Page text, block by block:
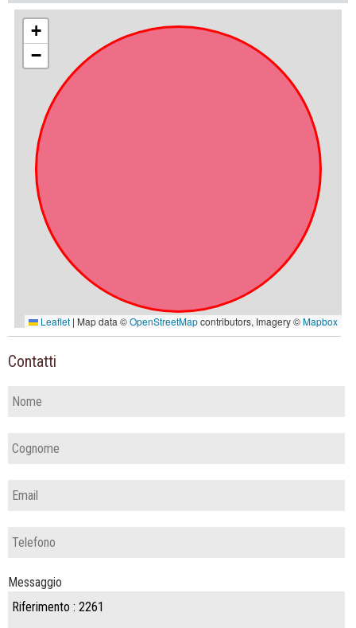
Contatti
Messaggio